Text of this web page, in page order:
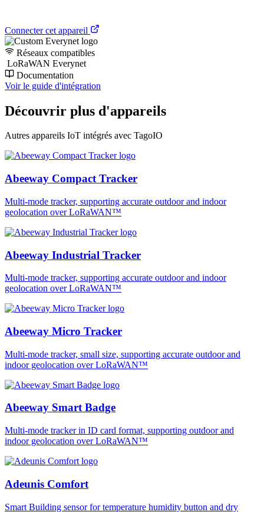
Connecter cet appareil
Réseaux compatibles
LoRaWAN Everynet
Documentation
Voir le guide d'intégration
Découvrir plus d'appareils
Autres appareils IoT intégrés avec TagoIO
Abeeway Compact Tracker
Multi-mode tracker, supporting accurate outdoor and indoor
geolocation over LoRaWAN™
Abeeway Industrial Tracker
Multi-mode tracker, supporting accurate outdoor and indoor
geolocation over LoRaWAN™
Abeeway Micro Tracker
Multi-mode tracker, small size, supporting accurate outdoor and
indoor geolocation over LoRaWAN™
Abeeway Smart Badge
Multi-mode tracker in ID card format, supporting outdoor and
indoor geolocation over LoRaWAN™
Adeunis Comfort
Smart Building sensor for temperature humidity button and dry